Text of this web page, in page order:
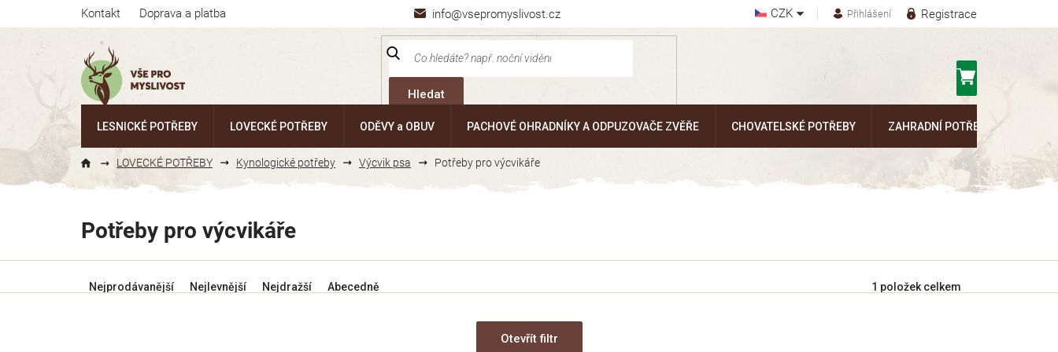
info@vsepromyslivost.cz
Kontakt Doprava a platba CZK Registrace
Přihlášení
Hledat
LESNICKÉ POTŘEBY LOVECKÉ POTŘEBY ODĚVY a OBUV PACHOVÉ OHRADNÍKY A ODPUZOVAČE ZVĚŘE CHOVATELSKÉ POTŘEBY ZAHRADNÍ POTŘEBY
LOVECKÉ POTŘEBY Kynologické potřeby Výcvik psa Potřeby pro výcvikáře
Potřeby pro výcvikáře
aNejprodávanější Nejlevnější Nejdražší Abecedně 1 položek celkem
Otevřít filtr